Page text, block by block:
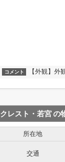
コメント 【外観】外
クレスト・若宮の
所在地
交通